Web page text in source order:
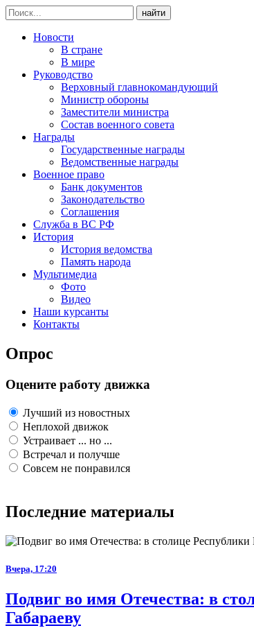
найти
Новости
В стране
В мире
Руководство
Верховный главнокомандующий
Министр обороны
Заместители министра
Состав военного совета
Награды
Государственные награды
Ведомственные награды
Военное право
Банк документов
Законодательство
Соглашения
Служба в ВС РФ
История
История ведомства
Память народа
Мультимедиа
Фото
Видео
Наши курсанты
Контакты
Опрос
Оцените работу движка
Лучший из новостных
Неплохой движок
Устраивает ... но ...
Встречал и получше
Совсем не понравился
Последние материалы
Вчера, 17:20
Подвиг во имя Отечества: в
Габараеву